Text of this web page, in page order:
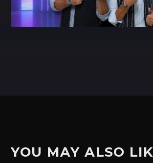
YOU MAY ALSO